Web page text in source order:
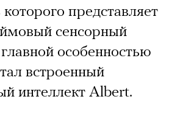
представляет
сенсорный
особенностью
встроенный
интеллект Albert.